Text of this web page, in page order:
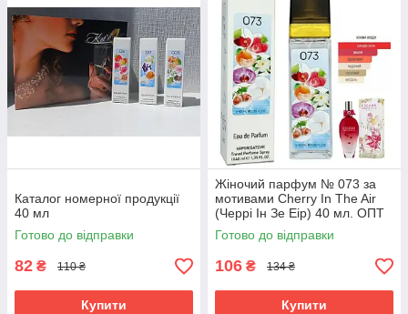
Каталог номерної продукції
40 мл
Готово до відправки
82 ₴ 110 ₴
Купити
Жіночий парфум № 073 за
мотивами Cherry In The Air
(Черрі Ін Зе Еір) 40 мл. ОПТ
Готово до відправки
106 ₴ 134 ₴
Купити